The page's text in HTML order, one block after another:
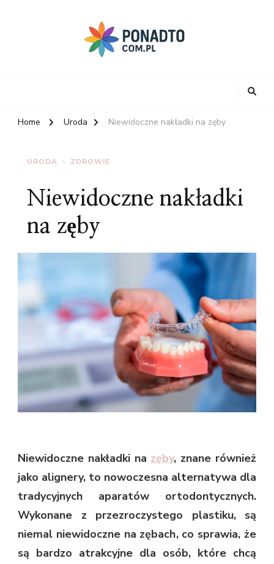
Home Uroda Niewidoczne nakładki na zęby
URODA ZDROWIE
Niewidoczne nakładki
na zęby
Niewidoczne nakładki na zęby, znane również
jako alignery, to nowoczesna alternatywa dla
tradycyjnych aparatów ortodontycznych.
Wykonane z przezroczystego plastiku, są
niemal niewidoczne na zębach, co sprawia, że
są bardzo atrakcyjne dla osób, które chcą